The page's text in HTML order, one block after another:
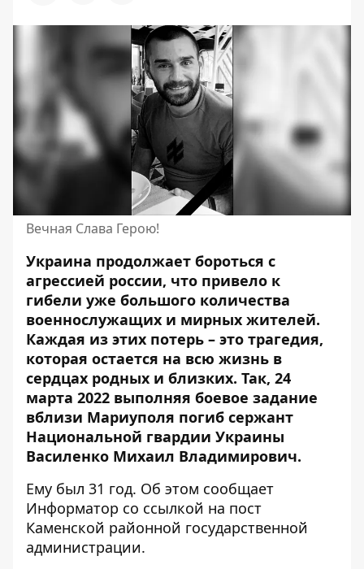
Вечная Слава Герою!
Украина продолжает бороться с
агрессией россии, что привело к
гибели уже большого количества
военнослужащих и мирных жителей.
Каждая из этих потерь – это трагедия,
которая остается на всю жизнь в
сердцах родных и близких. Так, 24
марта 2022 выполняя боевое задание
вблизи Мариуполя погиб сержант
Национальной гвардии Украины
Василенко Михаил Владимирович.
Ему был 31 год. Об этом сообщает
Информатор со ссылкой на пост
Каменской районной государственной
администрации.